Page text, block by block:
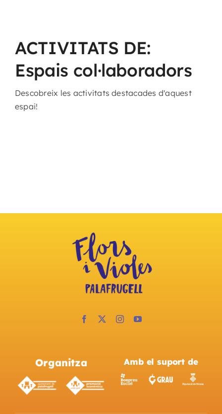
ACTIVITATS DE:
Espais col·laboradors
Descobreix les activitats destacades d'aquest
espai!
Organitza Amb el suport de